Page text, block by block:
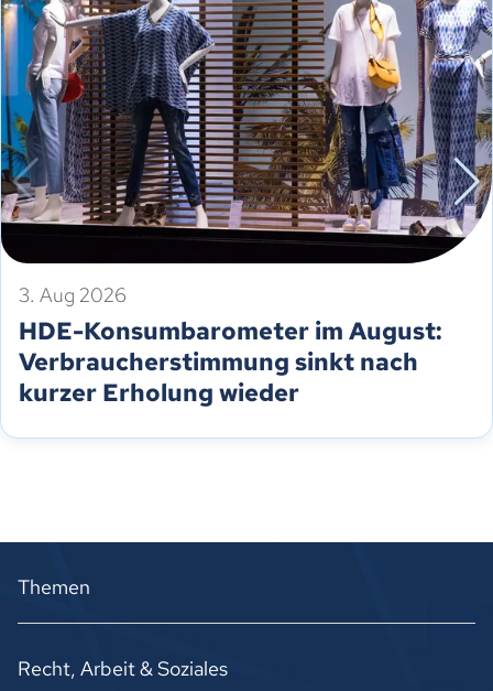
3. Aug 2026
HDE-Konsumbarometer im August:
Verbraucherstimmung sinkt nach
kurzer Erholung wieder
Themen
Recht, Arbeit & Soziales